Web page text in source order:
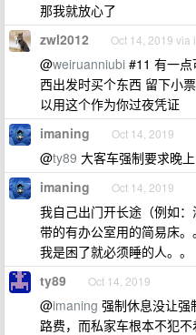
那我就放心了
zwl2012 Oct 14, 2019 via
@weiruanniubi #11 有一点
西出发时买个东西 留下小
以用这个作为你过夜凭证
imaning Oct 14, 2019
@ty89 大客车强制要求晚
imaning Oct 14, 2019
我自己出门开长途（例如
带的有办公室用的简易床。
我是困了就必须睡的人。。
ty89 Oct 14, 2019
@imaning 强制休息没让强
路费，而私家车根本不犯